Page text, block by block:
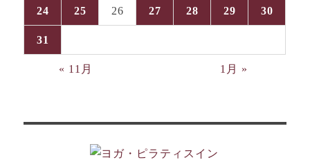
24 25 26 27 28 29 30
31
« 11月 1月 »